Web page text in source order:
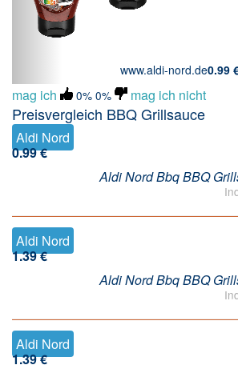
www.aldi-nord.de0.99
mag ich 0% 0% mag ich nicht
Preisvergleich BBQ Grillsauce
Aldi Nord
0.99 €
Aldi Nord Bbq BBQ
Aldi Nord
1.39 €
Aldi Nord Bbq BBQ
Aldi Nord
1.39 €